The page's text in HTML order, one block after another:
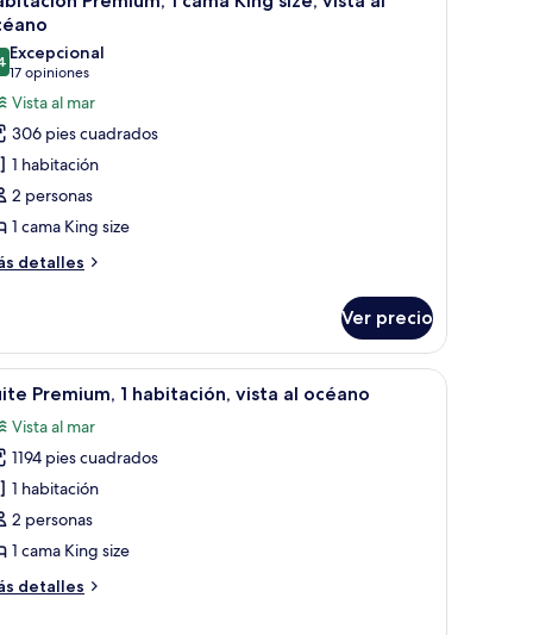
de 10
Excepcional
17 opiniones
(17
opiniones)
Vista al mar
306 pies cuadrados
1 habitación
2 personas
1 cama King size
detalles
Ver precio
una mesa de centro y un comedor con una mesa y sillas.
Habitación de hotel moderna con zona de
8 Premium, 1 habitación, vista al océano
Vista al mar
1194 pies cuadrados
1 habitación
2 personas
1 cama King size
detalles